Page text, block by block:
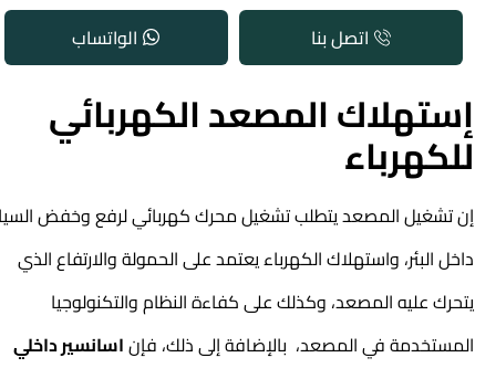
اتصل بنا الواتساب
إستهلاك المصعد الكهربائي
للكهرباء
إن تشغيل المصعد يتطلب تشغيل محرك كهربائي لرفع وخفض السيارة
داخل البئر، واستهلاك الكهرباء يعتمد على الحمولة والارتفاع الذي
يتحرك عليه المصعد، وكذلك على كفاءة النظام والتكنولوجيا
المستخدمة في المصعد، بالإضافة إلى ذلك، فإناسانسير داخلي